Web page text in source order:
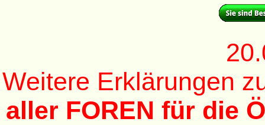
Weitere Erklärungen
aller FOREN für die